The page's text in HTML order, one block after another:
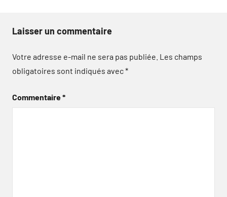
Laisser un commentaire
Votre adresse e-mail ne sera pas publiée. Les champs
obligatoires sont indiqués avec*
Commentaire*